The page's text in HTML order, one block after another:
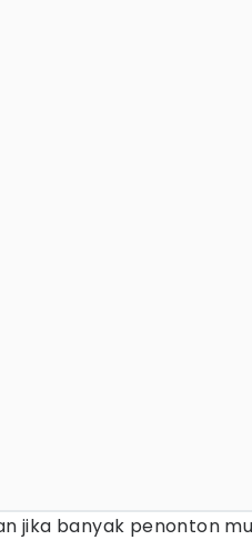
jika banyak penonton